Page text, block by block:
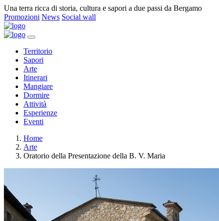
Una terra ricca di storia, cultura e sapori a due passi da Bergamo
Promozioni News Social wall
Territorio
Sapori
Arte
Itinerari
Mangiare
Dormire
Attività
Esperienze
Eventi
Home
Arte
Oratorio della Presentazione della B. V. Maria